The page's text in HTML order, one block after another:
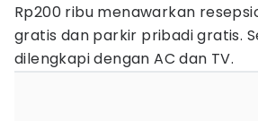
Rp200 ribu menawarkan
gratis dan parkir pribadi gratis.
dilengkapi dengan AC dan TV.